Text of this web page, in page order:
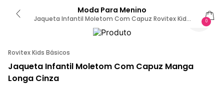
Moda Para Menino
Jaqueta Infantil Moletom Com Capuz Rovitex Kids
Cinza 2 / Cinza
0
Rovitex Kids Básicos
Jaqueta Infantil Moletom Com Capuz Manga
Longa Cinza